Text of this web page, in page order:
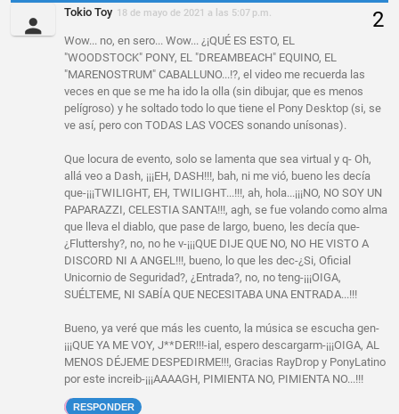
Tokio Toy 18 de mayo de 2021 a las 5:07 p.m.
Wow... no, en sero... Wow... ¿¡QUÉ ES ESTO, EL
"WOODSTOCK" PONY, EL "DREAMBEACH" EQUINO, EL
"MARENOSTRUM" CABALLUNO...!?, el video me recuerda las
veces en que se me ha ido la olla (sin dibujar, que es menos
pelígroso) y he soltado todo lo que tiene el Pony Desktop (si, se
ve así, pero con TODAS LAS VOCES sonando unísonas).
Que locura de evento, solo se lamenta que sea virtual y q- Oh,
allá veo a Dash, ¡¡¡EH, DASH!!!, bah, ni me vió, bueno les decía
que-¡¡¡TWILIGHT, EH, TWILIGHT...!!!, ah, hola...¡¡¡NO, NO SOY UN
PAPARAZZI, CELESTIA SANTA!!!, agh, se fue volando como alma
que lleva el diablo, que pase de largo, bueno, les decía que-
¿Fluttershy?, no, no he v-¡¡¡QUE DIJE QUE NO, NO HE VISTO A
DISCORD NI A ANGEL!!!, bueno, lo que les dec-¿Si, Oficial
Unicornio de Seguridad?, ¿Entrada?, no, no teng-¡¡¡OIGA,
SUÉLTEME, NI SABÍA QUE NECESITABA UNA ENTRADA...!!!
Bueno, ya veré que más les cuento, la música se escucha gen-
¡¡¡QUE YA ME VOY, J**DER!!!-ial, espero descargarm-¡¡¡OIGA, AL
MENOS DÉJEME DESPEDIRME!!!, Gracias RayDrop y PonyLatino
por este increib-¡¡¡AAAAGH, PIMIENTA NO, PIMIENTA NO...!!!
RESPONDER